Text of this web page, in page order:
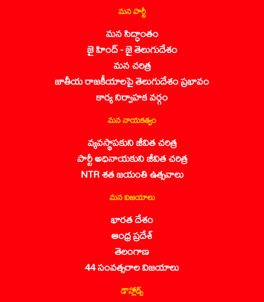
మన పార్టీ
మన సిద్ధాంతం
జై హింద్ - జై తెలుగుదేశం
మన చరిత్ర
జాతీయ రాజకీయాలపై తెలుగుదేశం ప్రభావం
కార్య నిర్వాహక వర్గం
మన నాయకత్వం
వ్యవస్థాపకుని జీవిత చరిత్ర
పార్టీ అధినాయకుని జీవిత చరిత్ర
NTR శత జయంతి ఉత్సవాలు
మన విజయాలు
భారత దేశం
ఆంధ్ర ప్రదేశ్
తెలంగాణ
44 సంవత్సరాల విజయాలు
డౌన్లోడ్స్